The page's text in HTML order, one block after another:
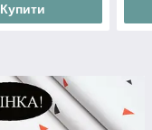
Купити